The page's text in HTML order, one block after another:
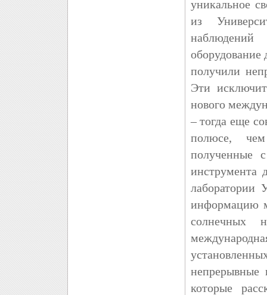
уникальное
из
оборудование
получили
Эти
нового
– тогда еще
полюсе,
полученные
инструмента
лаборатории
информацию
солнечных
непрерывные
которые